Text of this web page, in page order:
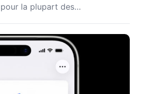
la plupart des…